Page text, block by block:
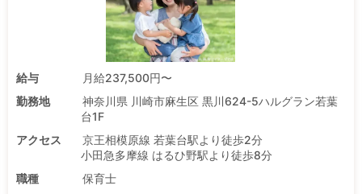
給与
月給237,500円〜
勤務地
神奈川県 川崎市麻生区 黒川624-5ハルグラン若葉
台1F
アクセス
京王相模原線 若葉台駅より徒歩2分
小田急多摩線 はるひ野駅より徒歩8分
職種
保育士